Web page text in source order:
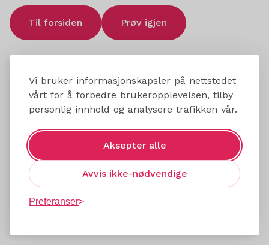
Vi bruker informasjonskapsler på nettstedet
vårt for å forbedre brukeropplevelsen, tilby
personlig innhold og analysere trafikken vår.
Aksepter alle
Avvis ikke-nødvendige
Preferanser
Til forsiden Prøv igjen